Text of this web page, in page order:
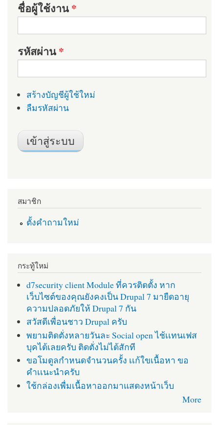
ชื่อผู้ใช้งาน*
รหัสผ่าน*
สร้างบัญชีผู้ใช้ใหม่
ลืมรหัสผ่าน
สมาชิก
ตั้งคำถามใหม่
กระทู้ใหม่
d7security client Module ที่ควรติดตั้ง หาก
เว็บไซต์ของคุณยังคงเป็น Drupal 7 มายืดอายุ
ความปลอดภัยให้ Drupal 7 กัน
สวัสดีเพื่อนชาว Drupal ครับ
พยามติดตั่งหลายวันละ Social open ไช้เเทนเฟส
บุคได้เลยครับ ติดตั่งไม่ได้สักที
ขอโมดูลกำหนดจำนวนครั้ง เเก้ใขเนื้อหา ขอ
คำเเนะนำครับ
ใช้กล่องเพื่มเนื้อหาออกมาแสดงหน้าเว็บ
More